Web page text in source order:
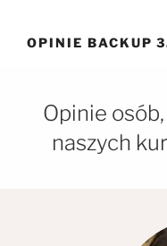
treści
OPINIE BACKUP
Opinie
naszych